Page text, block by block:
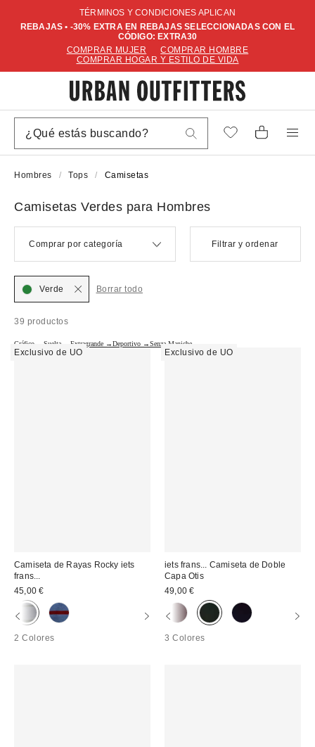
TÉRMINOS Y CONDICIONES APLICAN
REBAJAS • -30% EXTRA EN REBAJAS SELECCIONADAS CON EL
CÓDIGO: EXTRA30
COMPRAR MUJER
COMPRAR HOMBRE
COMPRAR HOGAR Y ESTILO DE VIDA
Hombres Tops Camisetas
Camisetas Verdes para Hombres
Comprar por categoría Filtrar y ordenar
39 productos
Verde Borrar todo
Gráfico → Suelta → Extragrande →Deportivo →Senza Maniche →
Exclusivo de UO
Camiseta de Rayas Rocky iets
frans...
45,00 €
2 Colores
Exclusivo de UO
iets frans... Camiseta de Doble
Capa Otis
49,00 €
3 Colores